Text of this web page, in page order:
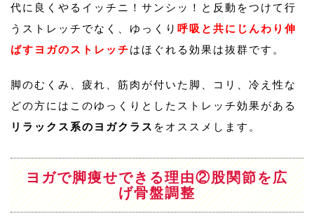
代に良くやるイッチニ！サンシッ！と反動をつけて行
うストレッチでなく、ゆっくり 呼吸と共にじんわり伸
ばすヨガのストレッチはほぐれる効果は抜群です。
脚のむくみ、疲れ、筋肉が付いた脚、コリ、冷え性な
どの方にはこのゆっくりとしたストレッチ効果がある
リラックス系のヨガクラス をオススメします。
ヨガで脚痩せできる理由②股関節を広
げ骨盤調整